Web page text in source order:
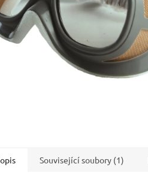
Související soubory (1)